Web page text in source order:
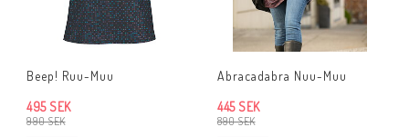
Beep! Ruu-Muu
990 SEK
495 SEK
Abracadabra Nuu-Muu
890 SEK
445 SEK